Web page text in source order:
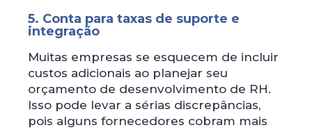
5. Conta para taxas de suporte e
integração
Muitas empresas se esquecem de incluir
custos adicionais ao planejar seu
orçamento de desenvolvimento de RH.
Isso pode levar a sérias discrepâncias,
pois alguns fornecedores cobram mais